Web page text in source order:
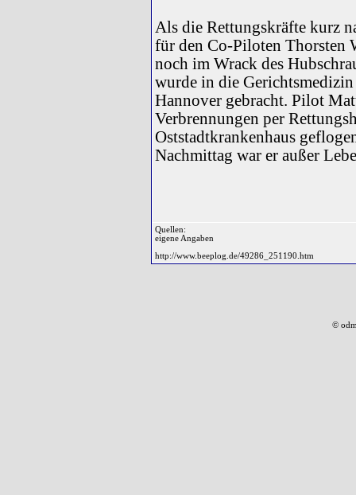
Als die Rettungskräfte kurz
für den Co-Piloten Thorsten
noch im Wrack des
wurde in die
Hannover gebracht. Pilot
Verbrennungen per
Oststadtkrankenhaus
Nachmittag war er außer
Quellen:
eigene Angaben
http://www.beeplog.de/49286_251190.htm
©